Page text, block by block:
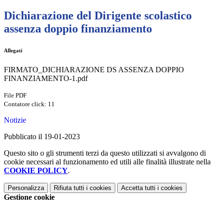
Dichiarazione del Dirigente scolastico
assenza doppio finanziamento
Allegati
FIRMATO_DICHIARAZIONE DS ASSENZA DOPPIO
FINANZIAMENTO-1.pdf
File PDF
Contatore click: 11
Notizie
Pubblicato il 19-01-2023
Questo sito o gli strumenti terzi da questo utilizzati si avvalgono di
cookie necessari al funzionamento ed utili alle finalità illustrate nella
COOKIE POLICY.
Personalizza Rifiuta tutti i cookies Accetta tutti i cookies
Gestione cookie